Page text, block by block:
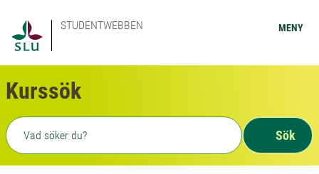
STUDENTWEBBEN MENY
Kurssök
Fritext sökning
Sök